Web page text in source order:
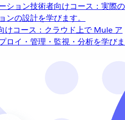
ション技術者向けコース：実際の
の設計を学びます。
けコース：クラウド上で Mule ア
ロイ・管理・監視・分析を学びま